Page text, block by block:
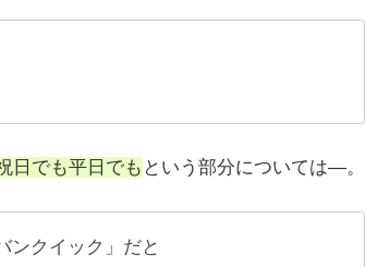
日でも平日でも という部分については―。
ンクイック」だと